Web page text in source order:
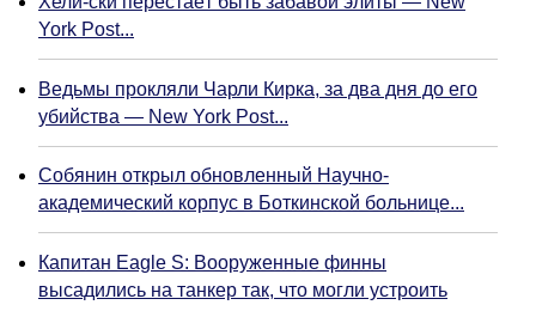
York Post...
Ведьмы прокляли Чарли Кирка, за два дня до его
убийства — New York Post...
Собянин открыл обновленный Научно-
академический корпус в Боткинской больнице...
Капитан Eagle S: Вооруженные финны
высадились на танкер так, что могли устроить